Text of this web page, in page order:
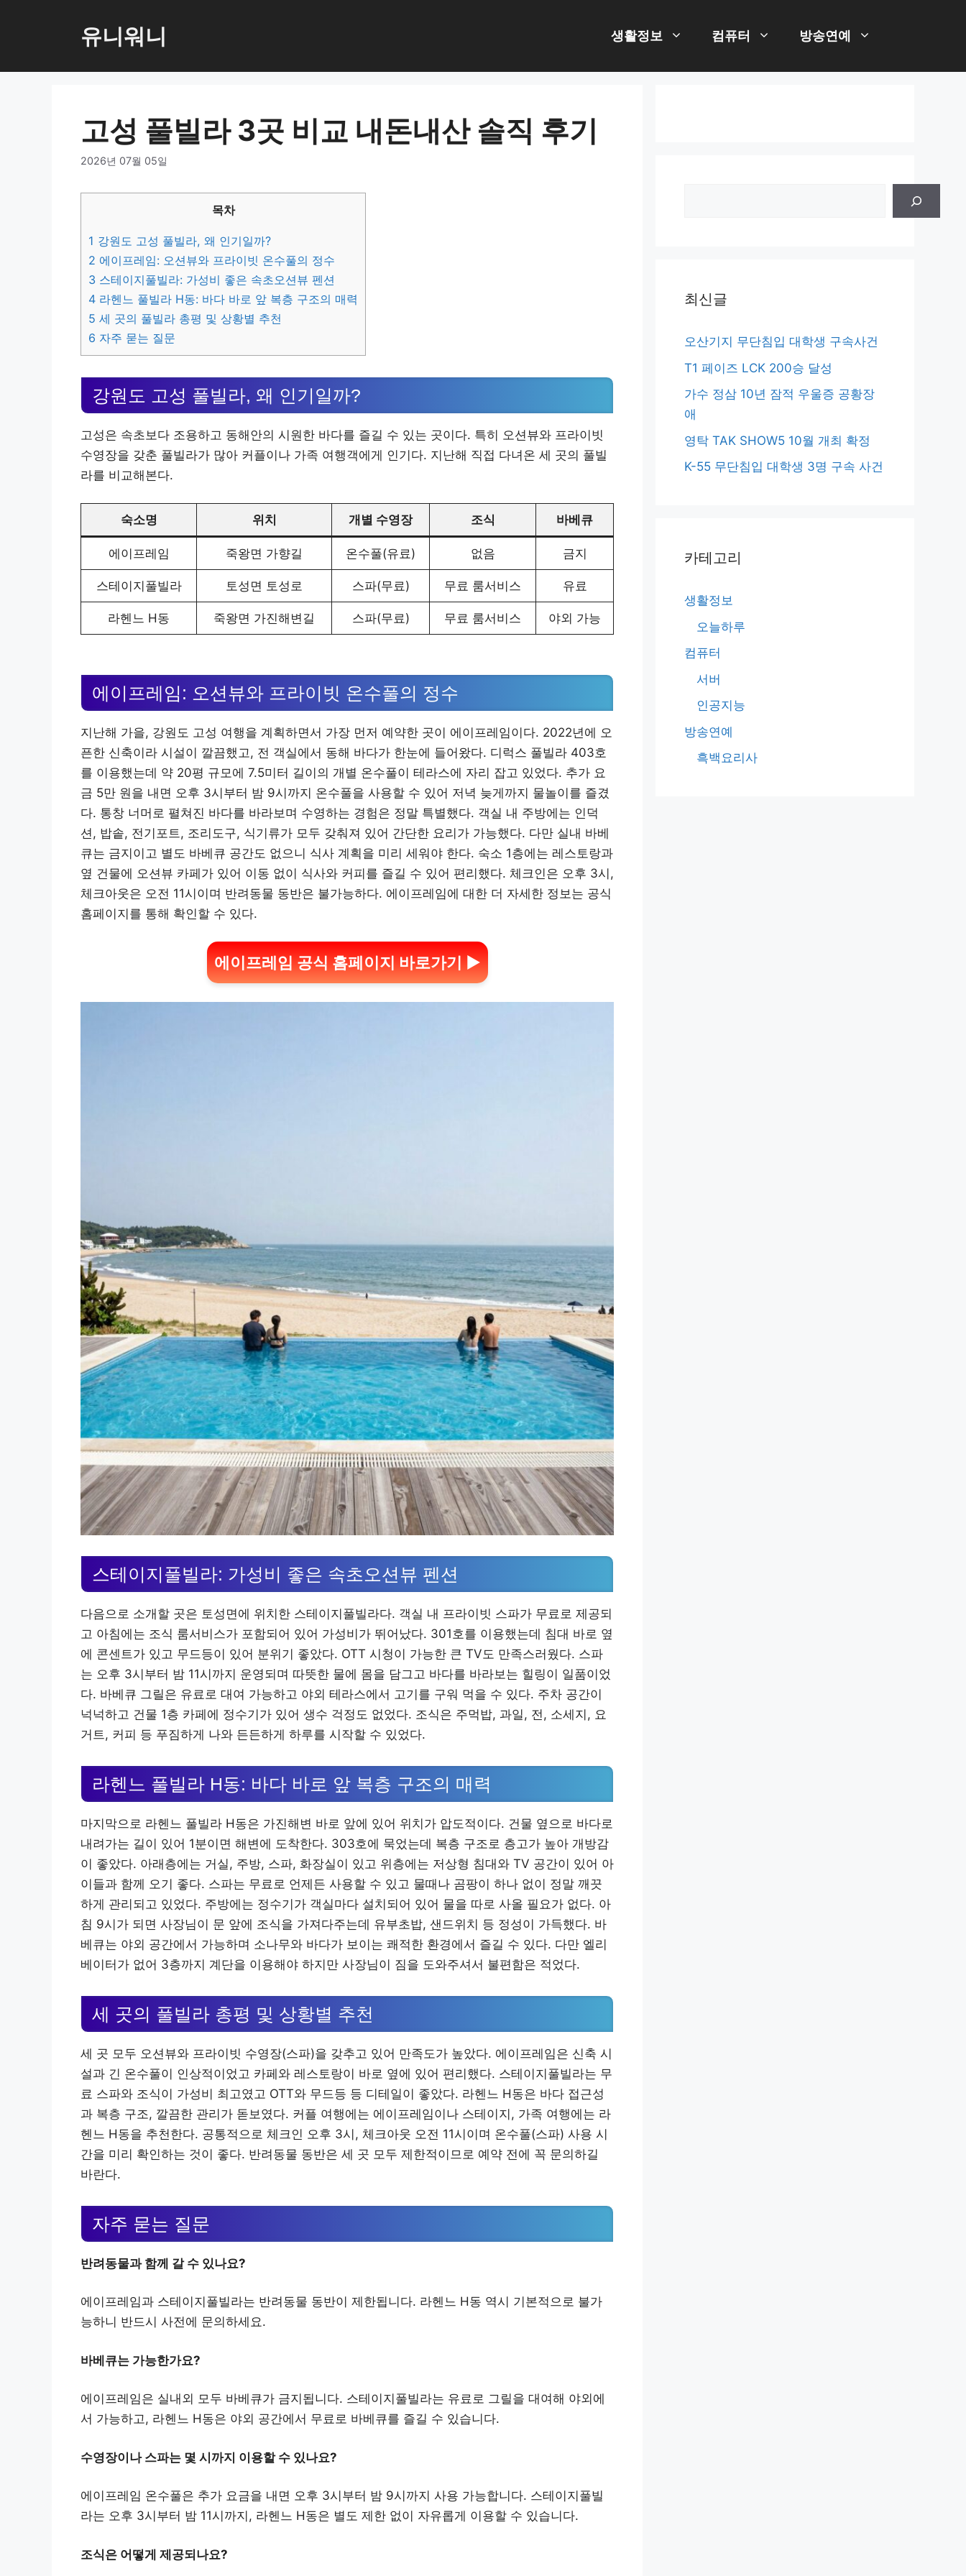
로
유니워니 생활정보 컴퓨터 방송연예
고성 풀빌라 3곳 비교 내돈내산 솔직 후기
2026년 07월 05일
목차
1 강원도 고성 풀빌라, 왜 인기일까?
2 에이프레임: 오션뷰와 프라이빗 온수풀의 정수
3 스테이지풀빌라: 가성비 좋은 속초오션뷰 펜션
4 라헨느 풀빌라 H동: 바다 바로 앞 복층 구조의 매력
5 세 곳의 풀빌라 총평 및 상황별 추천
6 자주 묻는 질문
강원도 고성 풀빌라, 왜 인기일까?
고성은 속초보다 조용하고 동해안의 시원한 바다를 즐길 수 있는 곳이다. 특히 오션뷰와 프라이빗
수영장을 갖춘 풀빌라가 많아 커플이나 가족 여행객에게 인기다. 지난해 직접 다녀온 세 곳의 풀빌
라를 비교해본다.
숙소명 위치 개별 수영장 조식 바베큐
에이프레임 죽왕면 가향길 온수풀(유료) 없음 금지
스테이지풀빌라 토성면 토성로 스파(무료) 무료 룸서비스 유료
라헨느 H동 죽왕면 가진해변길 스파(무료) 무료 룸서비스 야외 가능
에이프레임: 오션뷰와 프라이빗 온수풀의 정수
지난해 가을, 강원도 고성 여행을 계획하면서 가장 먼저 예약한 곳이 에이프레임이다. 2022년에 오
픈한 신축이라 시설이 깔끔했고, 전 객실에서 동해 바다가 한눈에 들어왔다. 디럭스 풀빌라 403호
를 이용했는데 약 20평 규모에 7.5미터 길이의 개별 온수풀이 테라스에 자리 잡고 있었다. 추가 요
금 5만 원을 내면 오후 3시부터 밤 9시까지 온수풀을 사용할 수 있어 저녁 늦게까지 물놀이를 즐겼
다. 통창 너머로 펼쳐진 바다를 바라보며 수영하는 경험은 정말 특별했다. 객실 내 주방에는 인덕
션, 밥솥, 전기포트, 조리도구, 식기류가 모두 갖춰져 있어 간단한 요리가 가능했다. 다만 실내 바베
큐는 금지이고 별도 바베큐 공간도 없으니 식사 계획을 미리 세워야 한다. 숙소 1층에는 레스토랑과
옆 건물에 오션뷰 카페가 있어 이동 없이 식사와 커피를 즐길 수 있어 편리했다. 체크인은 오후 3시,
체크아웃은 오전 11시이며 반려동물 동반은 불가능하다. 에이프레임에 대한 더 자세한 정보는 공식
홈페이지를 통해 확인할 수 있다.
에이프레임 공식 홈페이지 바로가기 ▶
스테이지풀빌라: 가성비 좋은 속초오션뷰 펜션
다음으로 소개할 곳은 토성면에 위치한 스테이지풀빌라다. 객실 내 프라이빗 스파가 무료로 제공되
고 아침에는 조식 룸서비스가 포함되어 있어 가성비가 뛰어났다. 301호를 이용했는데 침대 바로 옆
에 콘센트가 있고 무드등이 있어 분위기 좋았다. OTT 시청이 가능한 큰 TV도 만족스러웠다. 스파
는 오후 3시부터 밤 11시까지 운영되며 따뜻한 물에 몸을 담그고 바다를 바라보는 힐링이 일품이었
다. 바베큐 그릴은 유료로 대여 가능하고 야외 테라스에서 고기를 구워 먹을 수 있다. 주차 공간이
넉넉하고 건물 1층 카페에 정수기가 있어 생수 걱정도 없었다. 조식은 주먹밥, 과일, 전, 소세지, 요
거트, 커피 등 푸짐하게 나와 든든하게 하루를 시작할 수 있었다.
라헨느 풀빌라 H동: 바다 바로 앞 복층 구조의 매력
마지막으로 라헨느 풀빌라 H동은 가진해변 바로 앞에 있어 위치가 압도적이다. 건물 옆으로 바다로
내려가는 길이 있어 1분이면 해변에 도착한다. 303호에 묵었는데 복층 구조로 층고가 높아 개방감
이 좋았다. 아래층에는 거실, 주방, 스파, 화장실이 있고 위층에는 저상형 침대와 TV 공간이 있어 아
이들과 함께 오기 좋다. 스파는 무료로 언제든 사용할 수 있고 물때나 곰팡이 하나 없이 정말 깨끗
하게 관리되고 있었다. 주방에는 정수기가 객실마다 설치되어 있어 물을 따로 사올 필요가 없다. 아
침 9시가 되면 사장님이 문 앞에 조식을 가져다주는데 유부초밥, 샌드위치 등 정성이 가득했다. 바
베큐는 야외 공간에서 가능하며 소나무와 바다가 보이는 쾌적한 환경에서 즐길 수 있다. 다만 엘리
베이터가 없어 3층까지 계단을 이용해야 하지만 사장님이 짐을 도와주셔서 불편함은 적었다.
세 곳의 풀빌라 총평 및 상황별 추천
세 곳 모두 오션뷰와 프라이빗 수영장(스파)을 갖추고 있어 만족도가 높았다. 에이프레임은 신축 시
설과 긴 온수풀이 인상적이었고 카페와 레스토랑이 바로 옆에 있어 편리했다. 스테이지풀빌라는 무
료 스파와 조식이 가성비 최고였고 OTT와 무드등 등 디테일이 좋았다. 라헨느 H동은 바다 접근성
과 복층 구조, 깔끔한 관리가 돋보였다. 커플 여행에는 에이프레임이나 스테이지, 가족 여행에는 라
헨느 H동을 추천한다. 공통적으로 체크인 오후 3시, 체크아웃 오전 11시이며 온수풀(스파) 사용 시
간을 미리 확인하는 것이 좋다. 반려동물 동반은 세 곳 모두 제한적이므로 예약 전에 꼭 문의하길
바란다.
자주 묻는 질문
반려동물과 함께 갈 수 있나요?
에이프레임과 스테이지풀빌라는 반려동물 동반이 제한됩니다. 라헨느 H동 역시 기본적으로 불가
능하니 반드시 사전에 문의하세요.
바베큐는 가능한가요?
에이프레임은 실내외 모두 바베큐가 금지됩니다. 스테이지풀빌라는 유료로 그릴을 대여해 야외에
서 가능하고, 라헨느 H동은 야외 공간에서 무료로 바베큐를 즐길 수 있습니다.
수영장이나 스파는 몇 시까지 이용할 수 있나요?
에이프레임 온수풀은 추가 요금을 내면 오후 3시부터 밤 9시까지 사용 가능합니다. 스테이지풀빌
라는 오후 3시부터 밤 11시까지, 라헨느 H동은 별도 제한 없이 자유롭게 이용할 수 있습니다.
조식은 어떻게 제공되나요?
최신글
오산기지 무단침입 대학생 구속사건
T1 페이즈 LCK 200승 달성
가수 정삼 10년 잠적 우울증 공황장
애
영탁 TAK SHOW5 10월 개최 확정
K-55 무단침입 대학생 3명 구속 사건
카테고리
생활정보
오늘하루
컴퓨터
서버
인공지능
방송연예
흑백요리사